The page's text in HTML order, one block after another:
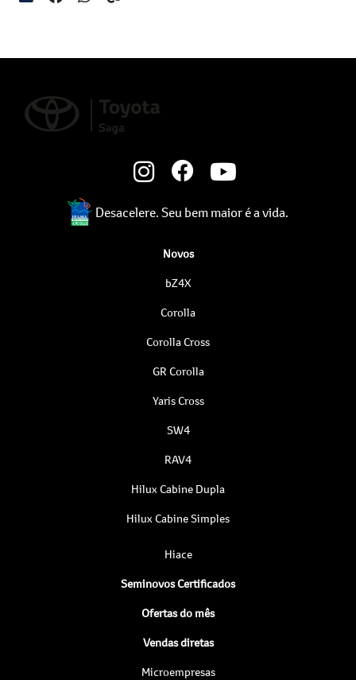
Desacelere. Seu bem maior é a vida.
Novos
bZ4X
Corolla
Corolla Cross
GR Corolla
Yaris Cross
SW4
RAV4
Hilux Cabine Dupla
Hilux Cabine Simples
Hiace
Seminovos Certificados
Ofertas do mês
Vendas diretas
Microempresas